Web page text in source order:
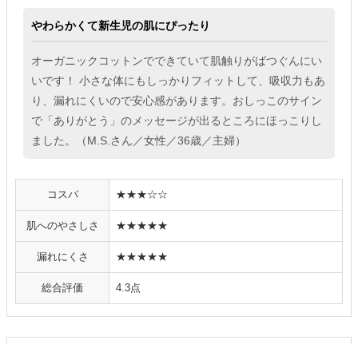
やわらかくて新生児の肌にぴったり
オーガニックコットンでできていて肌触りがばつぐんにい
いです！ 小さな体にもしっかりフィットして、吸収力もあ
り、漏れにくいので安心感があります。おしっこのサイン
で「ありがとう」のメッセージが出るところにほっこりし
ました。（M.S.さん／女性／36歳／主婦）
コスパ ★★★☆☆
肌へのやさしさ ★★★★★
漏れにくさ ★★★★★
総合評価 4.3点